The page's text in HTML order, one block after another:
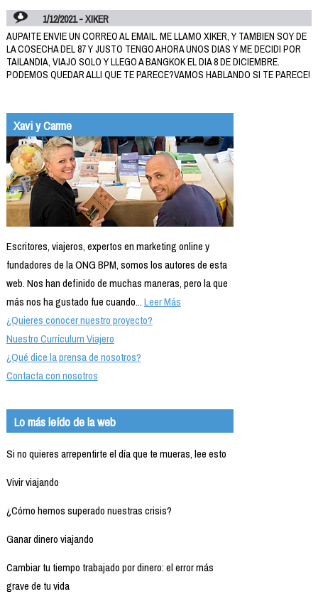
1/12/2021 - XIKER
AUPA!TE ENVIE UN CORREO AL EMAIL. ME LLAMO XIKER, Y TAMBIEN SOY DE
LA COSECHA DEL 87 Y JUSTO TENGO AHORA UNOS DIAS Y ME DECIDI POR
TAILANDIA, VIAJO SOLO Y LLEGO A BANGKOK EL DIA 8 DE DICIEMBRE.
PODEMOS QUEDAR ALLI QUE TE PARECE?VAMOS HABLANDO SI TE PARECE!
Xavi y Carme
Escritores, viajeros, expertos en marketing online y
fundadores de la ONG BPM, somos los autores de esta
web. Nos han definido de muchas maneras, pero la que
más nos ha gustado fue cuando...Leer Más
¿Quieres conocer nuestro proyecto?
Nuestro Currículum Viajero
¿Qué dice la prensa de nosotros?
Contacta con nosotros
Lo más leído de la web
Si no quieres arrepentirte el día que te mueras, lee esto
Vivir viajando
¿Cómo hemos superado nuestras crisis?
Ganar dinero viajando
Cambiar tu tiempo trabajado por dinero: el error más
grave de tu vida